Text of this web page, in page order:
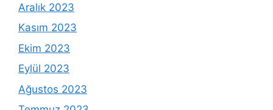
Aralık 2023
Kasım 2023
Ekim 2023
Eylül 2023
Ağustos 2023